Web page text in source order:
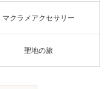
マクラメアクセサリー
聖地の旅